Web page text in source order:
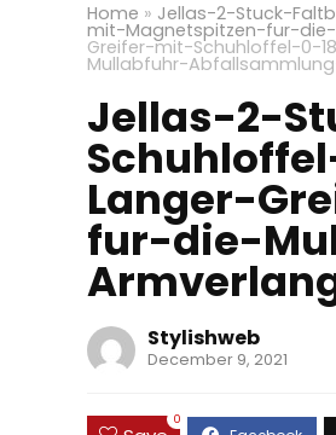
Home » Jellas-2-Stuck-
mit-Magnetspitzen-fur-die-
Greifer-mit-Schuhloffel-0-
Mullabfuhr-
Jellas-2-
Langer-
fur-die-
Stylishweb
December 9, 2021
0